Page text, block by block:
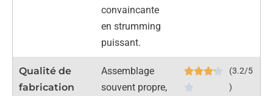
convaincante
en strumming
puissant.
Qualité de
fabrication
Assemblage
souvent propre,
(3.2/5
)